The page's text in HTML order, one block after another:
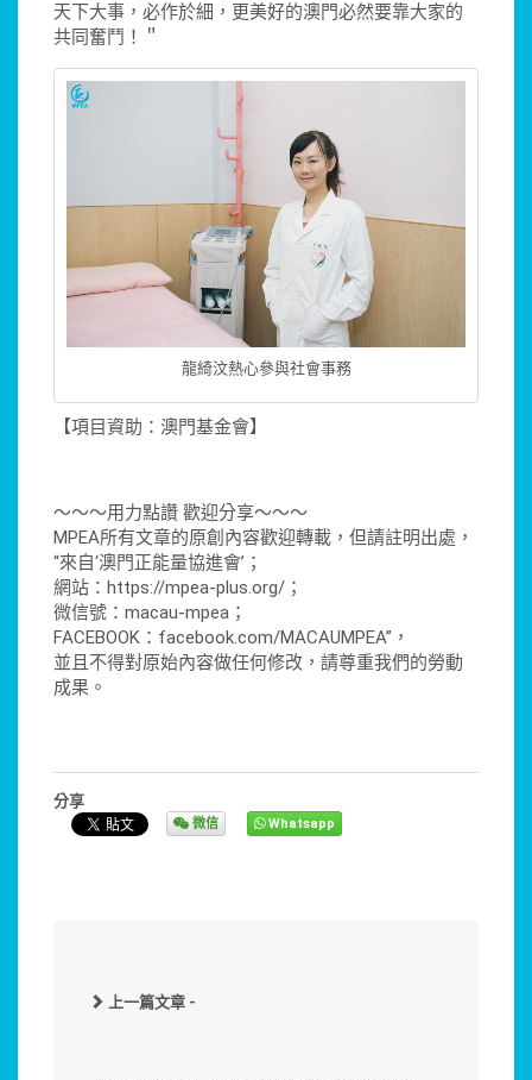
天下大事，必作於細，更美好的澳門必然要靠大家的
共同奮鬥！＂
龍綺汶熱心參與社會事務
【項目資助：澳門基金會】
～～～用力點讚 歡迎分享～～～
MPEA所有文章的原創內容歡迎轉載，但請註明出處，
“來自‘澳門正能量協進會’；
網站：https://mpea-plus.org/；
微信號：macau-mpea；
FACEBOOK：facebook.com/MACAUMPEA”，
並且不得對原始內容做任何修改，請尊重我們的勞動
成果。
分享
微信 Whatsapp
上一篇文章 -